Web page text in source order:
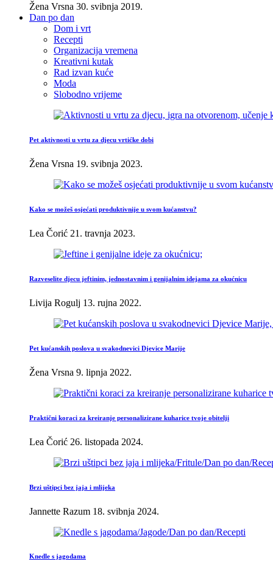
Žena Vrsna 30. svibnja 2019.
Dan po dan
Dom i vrt
Recepti
Organizacija vremena
Kreativni kutak
Rad izvan kuće
Moda
Slobodno vrijeme
Pet aktivnosti u vrtu za djecu vrtićke dobi
Žena Vrsna 19. svibnja 2023.
Kako se možeš osjećati produktivnije u svom kućanstvu?
Lea Čorić 21. travnja 2023.
Razveselite djecu jeftinim, jednostavnim i genijalnim idejama za okućnicu
Livija Rogulj 13. rujna 2022.
Pet kućanskih poslova u svakodnevici Djevice Marije
Žena Vrsna 9. lipnja 2022.
Praktični koraci za kreiranje personalizirane kuharice tvoje obitelji
Lea Čorić 26. listopada 2024.
Brzi uštipci bez jaja i mlijeka
Jannette Razum 18. svibnja 2024.
Knedle s jagodama